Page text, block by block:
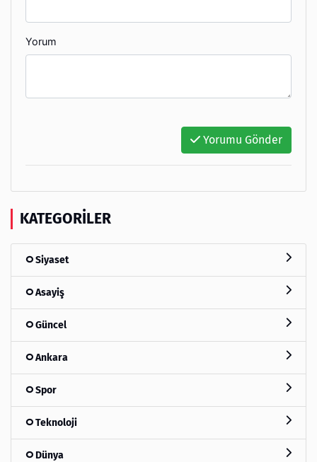
Yorum
Yorumu Gönder
KATEGORILER
Siyaset
Asayiş
Güncel
Ankara
Spor
Teknoloji
Dünya